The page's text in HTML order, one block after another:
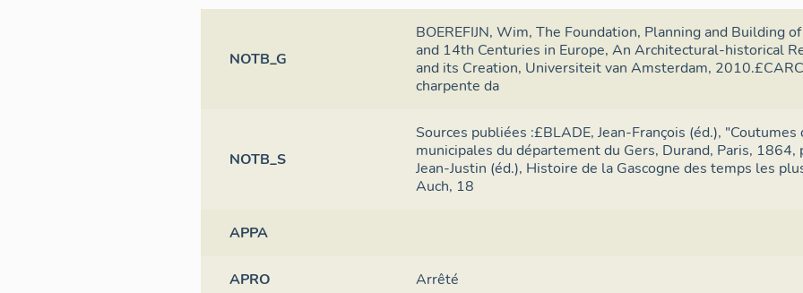
NOTB_G
BOEREFIJN, Wim, The Foundation, Planning and Building
and 14th Centuries in Europe, An Architectural-historical
and its Creation, Universiteit van Amsterdam,
charpente da
NOTB_S
Sources publiées :£BLADE, Jean-François (éd.),
municipales du département du Gers, Durand, Paris,
Jean-Justin (éd.), Histoire de la Gascogne des temps les
Auch, 18
APPA
APRO Arrêté